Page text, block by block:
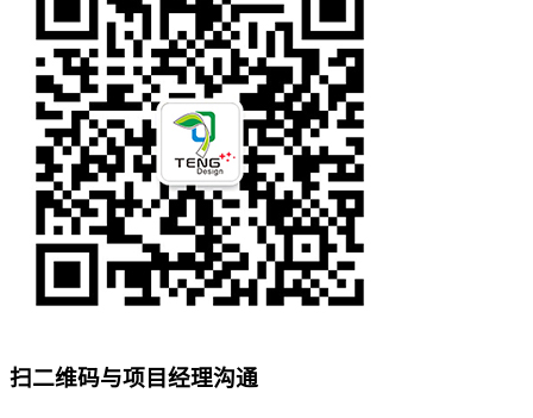
扫二维码与项目经理沟通